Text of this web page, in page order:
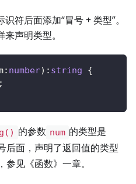
符后面添加“冒号 + 类型”。
声明类型。
: number) : string
{
;
的参数 num 的类型是
后面，声明了返回值的类型
见《函数》一章。